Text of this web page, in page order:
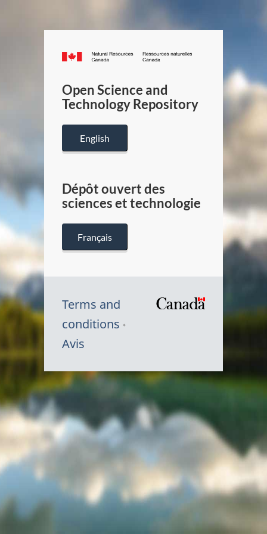
Canada.ca
/
Canada
Open Science and
Technology Repository
English
Dépôt ouvert des
sciences et technologie
Français
Terms and
conditions
Avis
Symbole
du